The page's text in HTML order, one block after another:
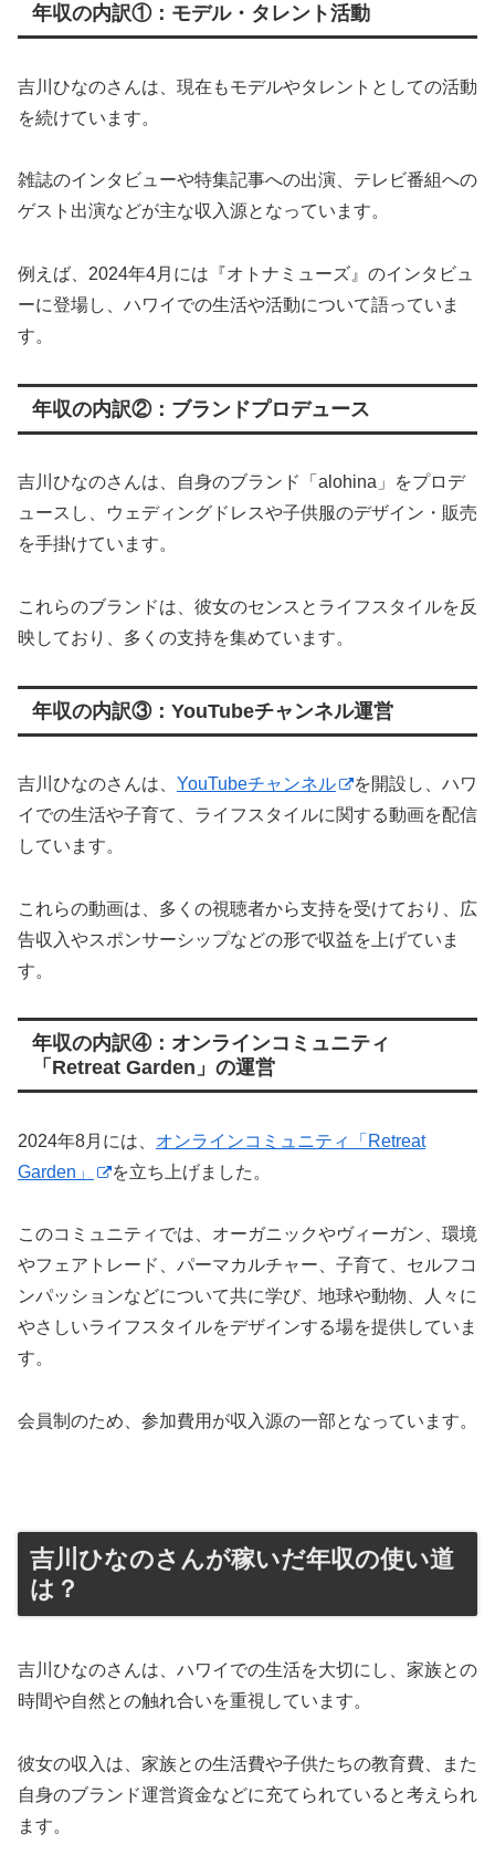
年収の内訳①：モデル・タレント活動
吉川ひなのさんは、現在もモデルやタレントとしての活動
を続けています。
雑誌のインタビューや特集記事への出演、テレビ番組への
ゲスト出演などが主な収入源となっています。
例えば、2024年4月には『オトナミューズ』のインタビュ
ーに登場し、ハワイでの生活や活動について語っていま
す。
年収の内訳②：ブランドプロデュース
吉川ひなのさんは、自身のブランド「alohina」をプロデ
ュースし、ウェディングドレスや子供服のデザイン・販売
を手掛けています。
これらのブランドは、彼女のセンスとライフスタイルを反
映しており、多くの支持を集めています。
年収の内訳③：YouTubeチャンネル運営
吉川ひなのさんは、 YouTubeチャンネル
を開設し、ハワ
イでの生活や子育て、ライフスタイルに関する動画を配信
しています。
これらの動画は、多くの視聴者から支持を受けており、広
告収入やスポンサーシップなどの形で収益を上げていま
す。
年収の内訳④：オンラインコミュニティ
「Retreat Garden」の運営
2024年8月には、 オンラインコミュニティ「Retreat
Garden」
を立ち上げました。
このコミュニティでは、オーガニックやヴィーガン、環境
やフェアトレード、パーマカルチャー、子育て、セルフコ
ンパッションなどについて共に学び、地球や動物、人々に
やさしいライフスタイルをデザインする場を提供していま
す。
会員制のため、参加費用が収入源の一部となっています。
吉川ひなのさんが稼いだ年収の使い道
は？
吉川ひなのさんは、ハワイでの生活を大切にし、家族との
時間や自然との触れ合いを重視しています。
彼女の収入は、家族との生活費や子供たちの教育費、また
自身のブランド運営資金などに充てられていると考えられ
ます。